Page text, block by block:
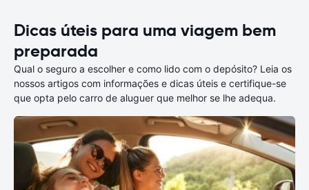
Dicas úteis para uma viagem bem
preparada
Qual o seguro a escolher e como lido com o depósito? Leia os
nossos artigos com informações e dicas úteis e certifique-se
que opta pelo carro de aluguer que melhor se lhe adequa.